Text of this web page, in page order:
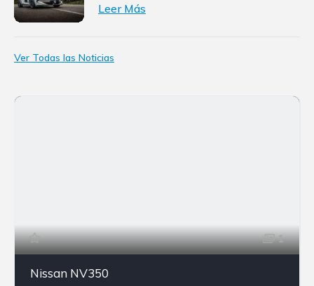
Leer Más
Ver Todas las Noticias
1
Nissan NV350